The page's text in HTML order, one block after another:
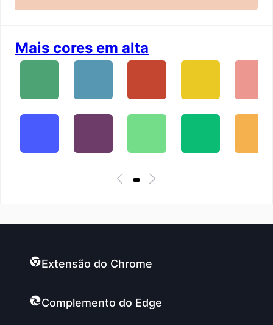
Mais cores em alta
Extensão do Chrome
Complemento do Edge